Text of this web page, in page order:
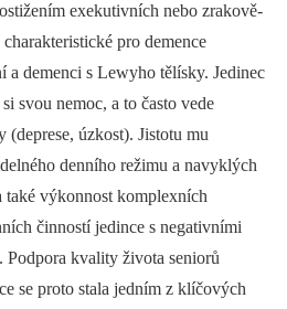
exekutivních nebo zrakově-
pro demence
a demenci s Lewyho tělísky. Jedinec
svou nemoc, a to často vede
(deprese, úzkost). Jistotu mu
denního režimu a navyklých
výkonnost komplexních
činností jedince s negativními
kvality života seniorů
se proto stala jedním z klíčových